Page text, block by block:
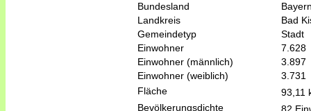
Bundesland
Landkreis
Bad
Gemeindetyp
Stadt
Einwohner
7.628
Einwohner (männlich)
3.897
Einwohner (weiblich)
3.731
Fläche
93,11
Bevölkerungsdichte